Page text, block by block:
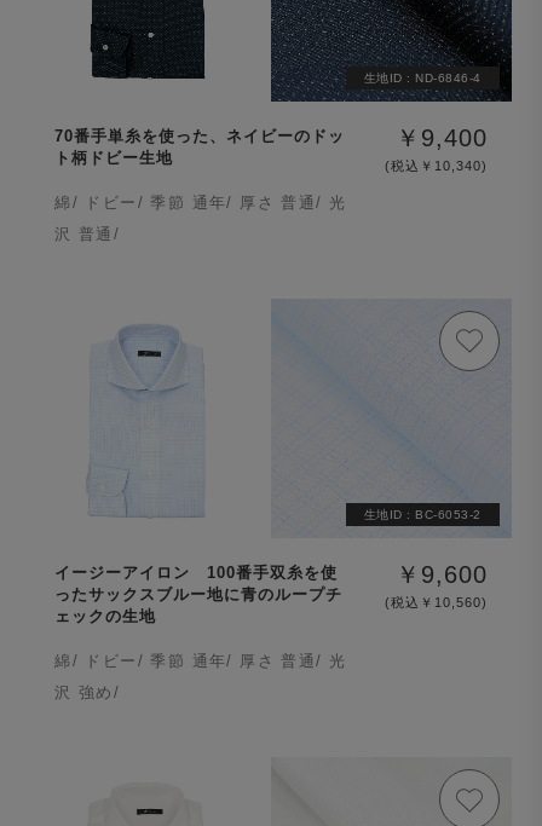
生地ID : ND-6846-4
70番手単糸を使った、ネイビーのドッ
ト柄ドビー生地
綿/ ドビー/ 季節 通年/ 厚さ 普通/ 光
沢 普通/
￥9,400
(税込￥10,340)
生地ID : BC-6053-2
イージーアイロン 100番手双糸を使
ったサックスブルー地に青のループチ
ェックの生地
綿/ ドビー/ 季節 通年/ 厚さ 普通/ 光
沢 強め/
￥9,600
(税込￥10,560)